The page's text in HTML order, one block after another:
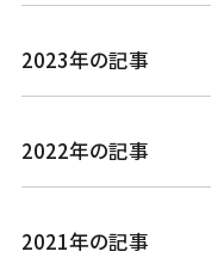
2023年の記事
2022年の記事
2021年の記事